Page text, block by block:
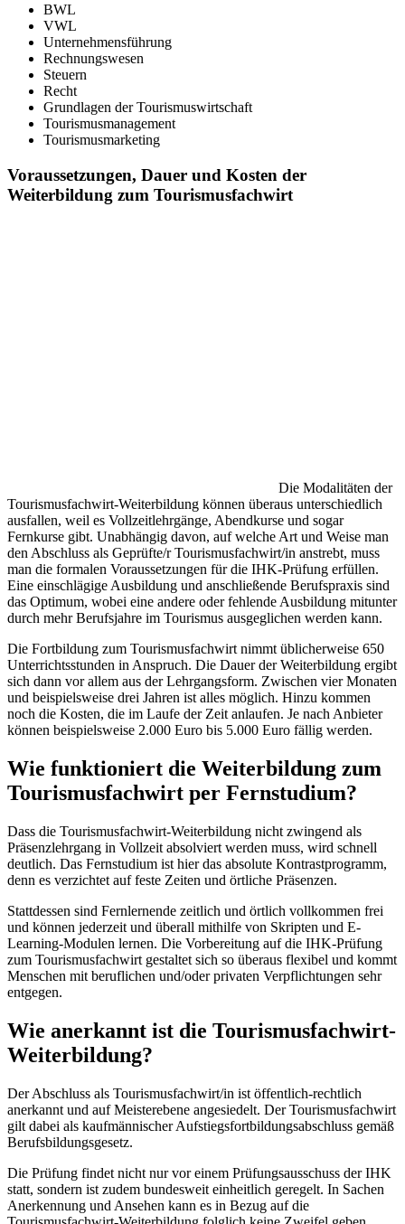
BWL
VWL
Unternehmensführung
Rechnungswesen
Steuern
Recht
Grundlagen der Tourismuswirtschaft
Tourismusmanagement
Tourismusmarketing
Voraussetzungen, Dauer und Kosten der
Weiterbildung zum Tourismusfachwirt
Die Modalitäten der
Tourismusfachwirt-Weiterbildung können überaus unterschiedlich
ausfallen, weil es Vollzeitlehrgänge, Abendkurse und sogar
Fernkurse gibt. Unabhängig davon, auf welche Art und Weise man
den Abschluss als Geprüfte/r Tourismusfachwirt/in anstrebt, muss
man die formalen Voraussetzungen für die IHK-Prüfung erfüllen.
Eine einschlägige Ausbildung und anschließende Berufspraxis sind
das Optimum, wobei eine andere oder fehlende Ausbildung mitunter
durch mehr Berufsjahre im Tourismus ausgeglichen werden kann.
Die Fortbildung zum Tourismusfachwirt nimmt üblicherweise 650
Unterrichtsstunden in Anspruch. Die Dauer der Weiterbildung ergibt
sich dann vor allem aus der Lehrgangsform. Zwischen vier Monaten
und beispielsweise drei Jahren ist alles möglich. Hinzu kommen
noch die Kosten, die im Laufe der Zeit anlaufen. Je nach Anbieter
können beispielsweise 2.000 Euro bis 5.000 Euro fällig werden.
Wie funktioniert die Weiterbildung zum
Tourismusfachwirt per Fernstudium?
Dass die Tourismusfachwirt-Weiterbildung nicht zwingend als
Präsenzlehrgang in Vollzeit absolviert werden muss, wird schnell
deutlich. Das Fernstudium ist hier das absolute Kontrastprogramm,
denn es verzichtet auf feste Zeiten und örtliche Präsenzen.
Stattdessen sind Fernlernende zeitlich und örtlich vollkommen frei
und können jederzeit und überall mithilfe von Skripten und E-
Learning-Modulen lernen. Die Vorbereitung auf die IHK-Prüfung
zum Tourismusfachwirt gestaltet sich so überaus flexibel und kommt
Menschen mit beruflichen und/oder privaten Verpflichtungen sehr
entgegen.
Wie anerkannt ist die Tourismusfachwirt-
Weiterbildung?
Der Abschluss als Tourismusfachwirt/in ist öffentlich-rechtlich
anerkannt und auf Meisterebene angesiedelt. Der Tourismusfachwirt
gilt dabei als kaufmännischer Aufstiegsfortbildungsabschluss gemäß
Berufsbildungsgesetz.
Die Prüfung findet nicht nur vor einem Prüfungsausschuss der IHK
statt, sondern ist zudem bundesweit einheitlich geregelt. In Sachen
Anerkennung und Ansehen kann es in Bezug auf die